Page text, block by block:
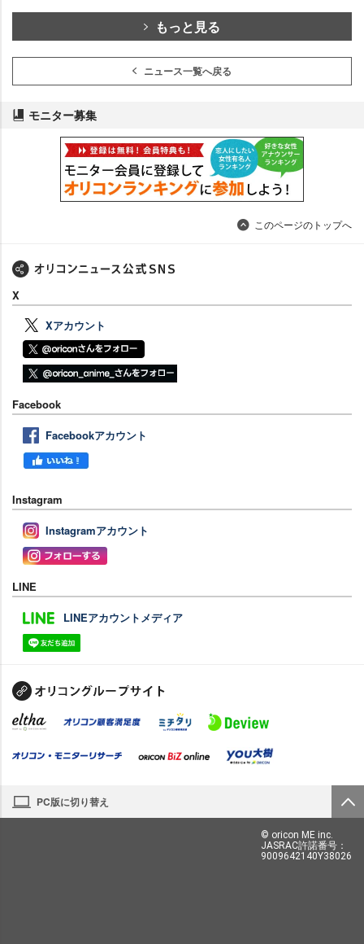
もっと見る
ニュース一覧へ戻る
モニター募集
このページのトップへ
X
Xアカウント
Facebook
Facebookアカウント
Instagram
Instagramアカウント
LINE
LINEアカウントメディア
PC版に切り替え
© oricon ME inc.
JASRAC許諾番号：
9009642140Y38026